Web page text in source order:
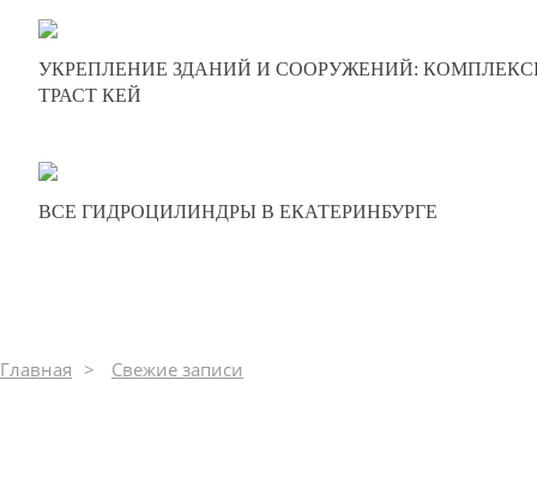
0
УКРЕПЛЕНИЕ ЗДАНИЙ И СООРУЖЕНИЙ:
ТРАСТ КЕЙ
ВСЕ ГИДРОЦИЛИНДРЫ В ЕКАТЕРИНБУРГЕ
Главная Свежие записи